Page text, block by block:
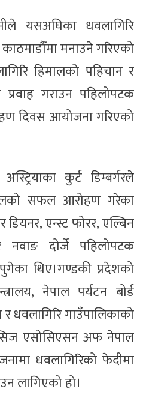
यसअघिका धवलागिरि
मनाउने गरिएको
हिमालको पहिचान र
प्रवाह गराउन पहिलोपटक
दिवस आयोजना गरिएको
कुर्ट डिम्बर्गरले
सफल आरोहण गरेका
डियनर, एन्स्ट फोरर, एल्बिन
नवाङ दोर्जे पहिलोपटक
थिए।गण्डकी प्रदेशको
नेपाल पर्यटन बोर्ड
धवलागिरि गाउँपालिकाको
एसोसिएसन अफ नेपाल
धवलागिरिको फेदीमा
लागिएको हो।